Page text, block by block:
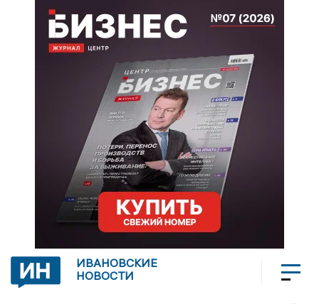
ИВАНОВСКИЕ
НОВОСТИ